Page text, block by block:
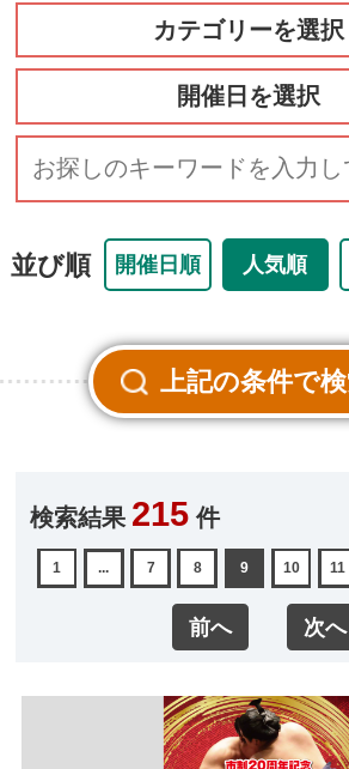
カテゴリーを選択
開催日を選択
並び順 開催日順 人気順
検索結果 215 件
前へ
1 ... 7 8 9 10 11
次へ